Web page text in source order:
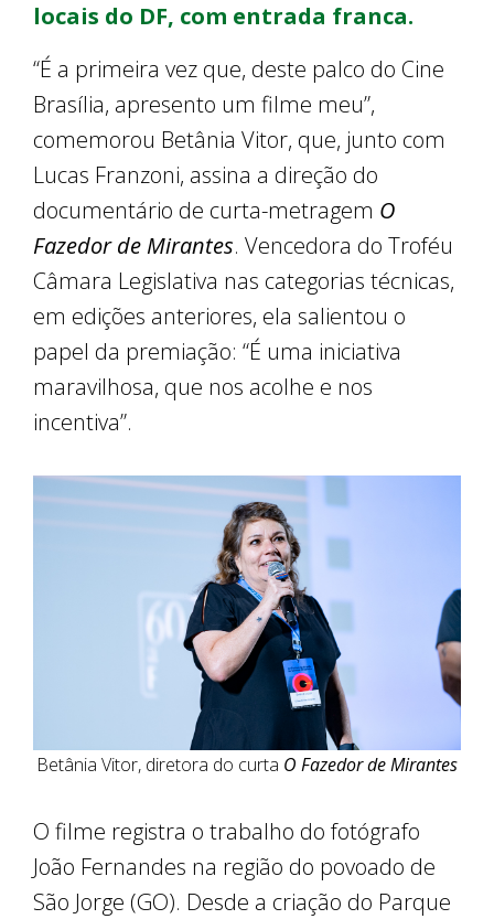
locais do DF, com entrada franca.
“É a primeira vez que, deste palco do Cine
Brasília, apresento um filme meu”,
comemorou Betânia Vitor, que, junto com
Lucas Franzoni, assina a direção do
documentário de curta-metragem O
Fazedor de Mirantes. Vencedora do Troféu
Câmara Legislativa nas categorias técnicas,
em edições anteriores, ela salientou o
papel da premiação: “É uma iniciativa
maravilhosa, que nos acolhe e nos
incentiva”.
Betânia Vitor, diretora do curta O Fazedor de Mirantes
O filme registra o trabalho do fotógrafo
João Fernandes na região do povoado de
São Jorge (GO). Desde a criação do Parque